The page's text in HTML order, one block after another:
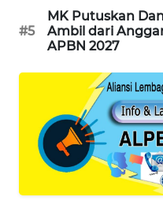
#5
MK Putuskan
Ambil dari
APBN 2027
SIANTAR
NEWS
NEWS
METRO
JAKARTA